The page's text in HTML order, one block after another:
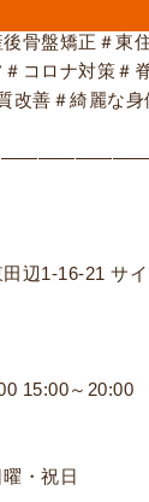
骨盤矯正＃東
コロナ対策＃
改善＃綺麗な
辺1-16-21 サ
15:00～20:00
・祝日